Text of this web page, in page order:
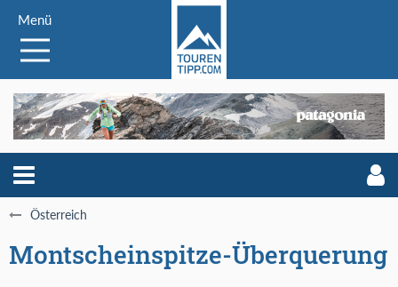
Menü
Österreich
Montscheinspitze-Überquerung